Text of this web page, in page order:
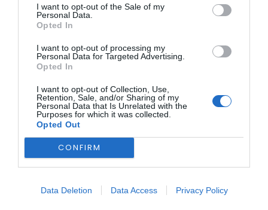
I want to opt-out of the Sale of my
Personal Data.
Opted In
I want to opt-out of processing my
Personal Data for Targeted Advertising.
Opted In
I want to opt-out of Collection, Use,
Retention, Sale, and/or Sharing of my
Personal Data that Is Unrelated with the
Purposes for which it was collected.
Opted Out
CONFIRM
Data Deletion Data Access Privacy Policy
suspensão, a escola solicita que o contacto seja feito
exclusivamente através do endereço de correio eletrónico:
geral@escolamusicabelmonte.pt.
A Direção agradece a compreensão de todos os alunos,
encarregados de educação e restante comunidade.
ÚLTIMA HORA:
BEIRA INTERIOR
Centum Cellas entra na fase decisiva das Novas 7
Maravilhas de Portugal
BEIRA INTERIOR
Móveis de Saúde